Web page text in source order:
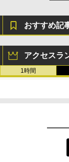
おすすめ記
アクセスラ
1時間